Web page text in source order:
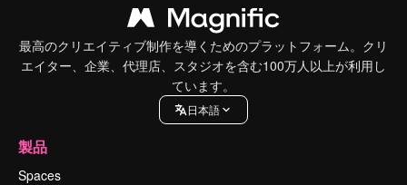
最高のクリエイティブ制作を導くためのプラットフォーム。クリ
エイター、企業、代理店、スタジオを含む100万人以上が利用し
ています。
日本語
製品
Spaces